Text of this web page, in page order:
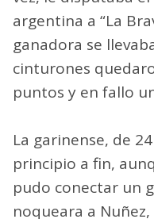
argentina a “La
ganadora se
cinturones
puntos y en fallo
La garinense, de
principio a fin,
pudo conectar un
noqueara a